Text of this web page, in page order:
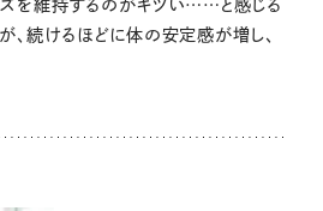
を維持するのがキツい……と感じる
、続けるほどに体の安定感が増し、